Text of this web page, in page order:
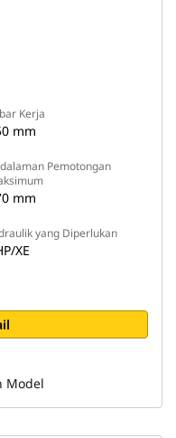
Kerja
mm
Pemotongan
mm
yang Diperlukan
XE
Model